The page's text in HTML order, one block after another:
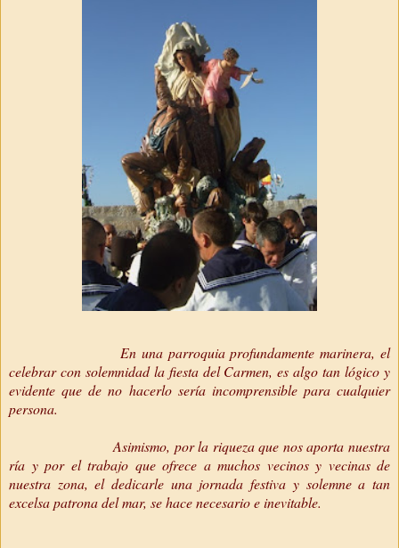
En una parroquia profundamente marinera, el
celebrar con solemnidad la fiesta del Carmen, es algo tan lógico y
evidente que de no hacerlo sería incomprensible para cualquier
persona.
Asimismo, por la riqueza que nos aporta nuestra
ría y por el trabajo que ofrece a muchos vecinos y vecinas de
nuestra zona, el dedicarle una jornada festiva y solemne a tan
excelsa patrona del mar, se hace necesario e inevitable.